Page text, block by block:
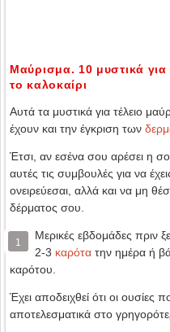
Μαύρισμα. 10 μυστικά
το καλοκαίρι
Αυτά τα μυστικά για τέλειο
έχουν και την έγκριση των
Έτσι, αν εσένα σου αρέσει η
αυτές τις συμβουλές για να
ονειρεύεσαι, αλλά και να μη
δέρματος σου.
1
Μερικές εβδομάδες πριν
2-3 καρότα την ημέρα ή
καρότου.
Έχει αποδειχθεί ότι οι ουσίες
αποτελεσματικά στο